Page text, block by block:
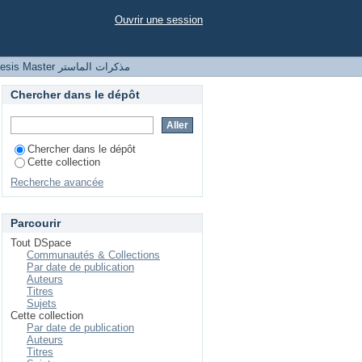
Ouvrir une session
Thesis Master مذكرات الماستر
Chercher dans le dépôt
Chercher dans le dépôt
Cette collection
Recherche avancée
Parcourir
Tout DSpace
Communautés & Collections
Par date de publication
Auteurs
Titres
Sujets
Cette collection
Par date de publication
Auteurs
Titres